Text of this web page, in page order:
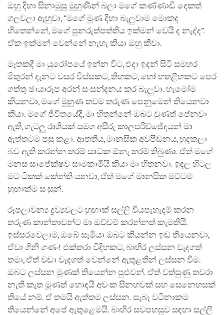
ඔහු දිහා සිනාමුසු මුහුණින් බලා මගේ කණ්ණාඩි දෙකත්
ගලවලා ඇහුවා, “මගේ මූණ දිහා බැලුවාම මොකද
හිතෙන්නේ, මගේ පුනරුත්පත්තිය ඉක්මන් වෙයි ද නැද්ද”.
ඒක ඉක්මන් වෙන්නේ නැහැ කියා ඔහු කීවා.
මෑතකදී මා යුරෝපයේ ඉන්න විට, එදා ඉදන් සිටි සමහර
මිතුරන් දැනට වසර විස්සකට, තිහකට, හෝ හතළිහකට පෙර
ගත්තු ඡායාරූප අරන් සංසන්දනය කර බැලුවා. හැමෝම
කියනවා, මගේ මුහුණ තවම තරුණ පෙනුමෙන් තියෙනවා
කියා. මගේ ජීවිතයේදී, මා හිතන්නේ ඔබට වුණත් පේනවා
ඇති, ගැටලු රාශියක් සමග අසීරු කාලපරිච්ඡේදයන් මා
ඇත්තටම පසු කළා. ආතතිය, මානසික අවපීඩනය, හුදකලා
බව ඇති කරන්න තරම් සාධක ඕනැ තරම් තිබුණා. ඒත් මගේ
මනස සාපේක්ෂව සාමකාමීයි කියා මා හිතනවා. ඉඳල හිටල
මට ටිකක් කේන්ති යනවා, ඒත් මගේ මානසික මට්ටම
හුඟාක්ම සංසුන්.
රූපලාවන්‍ය ද්‍රව්‍යවලට හුඟාක් සල්ලි වියපැහැදම් කරන
තරුණ කාන්තාවන්ට මා ඔච්චම් කරන්නත් කැමතියි.
ඉස්සරවෙලාම, ඔබේ සැමියා ඔබට කියන්න ඉඩ තියෙනවා,
ඒවා ගිනි ගණං! එක්තරා විදිහකට, බාහිර ලස්සන වැදගත්
තමා, ඒත් වඩා වැදගත් වෙන්නේ ඇතුළතින් ලස්සන වීම.
ඔබට ලස්සන මූණක් තියෙන්න පුළුවන්. ඒත් වත්සුණු තවරා
නැති කැත මූණත් හොඳයි අවංක සිනහවක් සහ සෙනෙහසක්
තියේ නම්. ඒ තමයි ඇත්තම ලස්සන. සැබෑ වටිනාකම
තියෙන්නේ අපේ ඇතුළෙමයි. බාහිර සවපහසුව සඳහා සල්ලි